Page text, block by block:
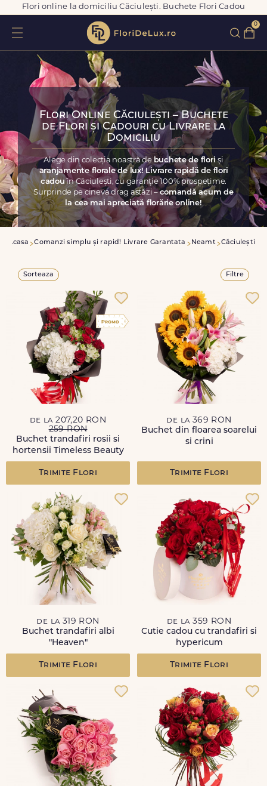
Flori online la domiciliu Căciulești. Buchete Flori Cadou
0
Flori Online Căciulești – Buchete
de Flori și Cadouri cu Livrare la
Domiciliu
Alege din colecția noastră de buchete de floriși
aranjamente florale de lux! Livrare rapidă de flori
cadouîn Căciulești, cu garanție 100% prospețime.
Surprinde pe cineva drag astăzi –comandă acum de
la cea mai apreciată florărie online!
Acasa Comanzi simplu și rapid! Livrare Garantata Neamt Căciulești
Sorteaza Filtre
de la 207,20 RON
259 RON
Buchet trandafiri rosii si
hortensii Timeless Beauty
Trimite Flori
de la 369 RON
Buchet din floarea soarelui
si crini
Trimite Flori
de la 319 RON
Buchet trandafiri albi
"Heaven"
Trimite Flori
de la 359 RON
Cutie cadou cu trandafiri si
hypericum
Trimite Flori